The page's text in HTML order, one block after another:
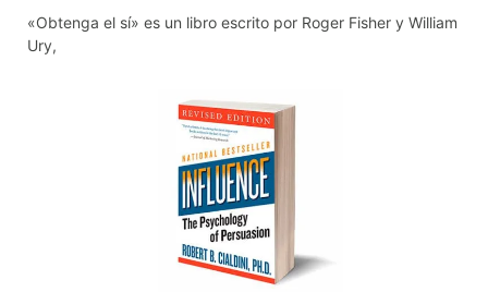
«Obtenga el sí» es un libro escrito por Roger Fisher y William
Ury,